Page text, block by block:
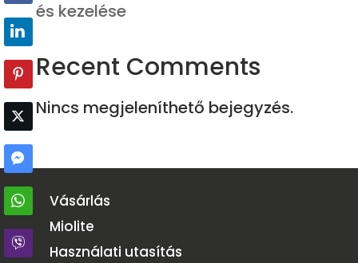
és kezelése
Recent Comments
Nincs megjeleníthető bejegyzés.
Vásárlás
Miolite
Használati utasítás